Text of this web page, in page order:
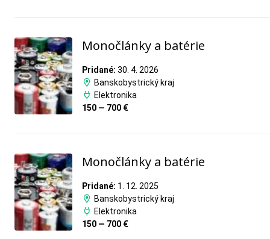
Monočlánky a batérie
Pridané: 30. 4. 2026
Banskobystrický kraj
Elektronika
150 — 700 €
Monočlánky a batérie
Pridané: 1. 12. 2025
Banskobystrický kraj
Elektronika
150 — 700 €